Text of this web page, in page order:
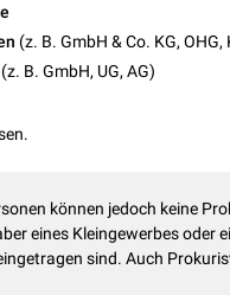
(z. B. GmbH & Co. KG, OHG,
(z. B. GmbH, UG, AG)
können jedoch keine
eines Kleingewerbes
sind. Auch